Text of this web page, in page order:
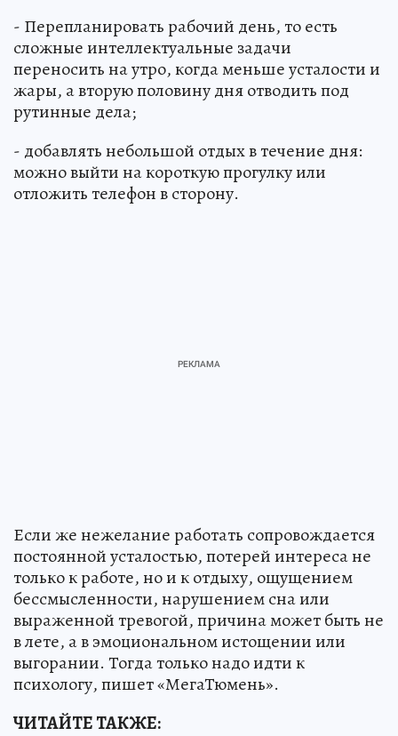
- Перепланировать рабочий день, то есть
сложные интеллектуальные задачи
переносить на утро, когда меньше усталости и
жары, а вторую половину дня отводить под
рутинные дела;
- добавлять небольшой отдых в течение дня:
можно выйти на короткую прогулку или
отложить телефон в сторону.
Если же нежелание работать сопровождается
постоянной усталостью, потерей интереса не
только к работе, но и к отдыху, ощущением
бессмысленности, нарушением сна или
выраженной тревогой, причина может быть не
в лете, а в эмоциональном истощении или
выгорании. Тогда только надо идти к
психологу, пишет «МегаТюмень».
ЧИТАЙТЕ ТАКЖЕ: